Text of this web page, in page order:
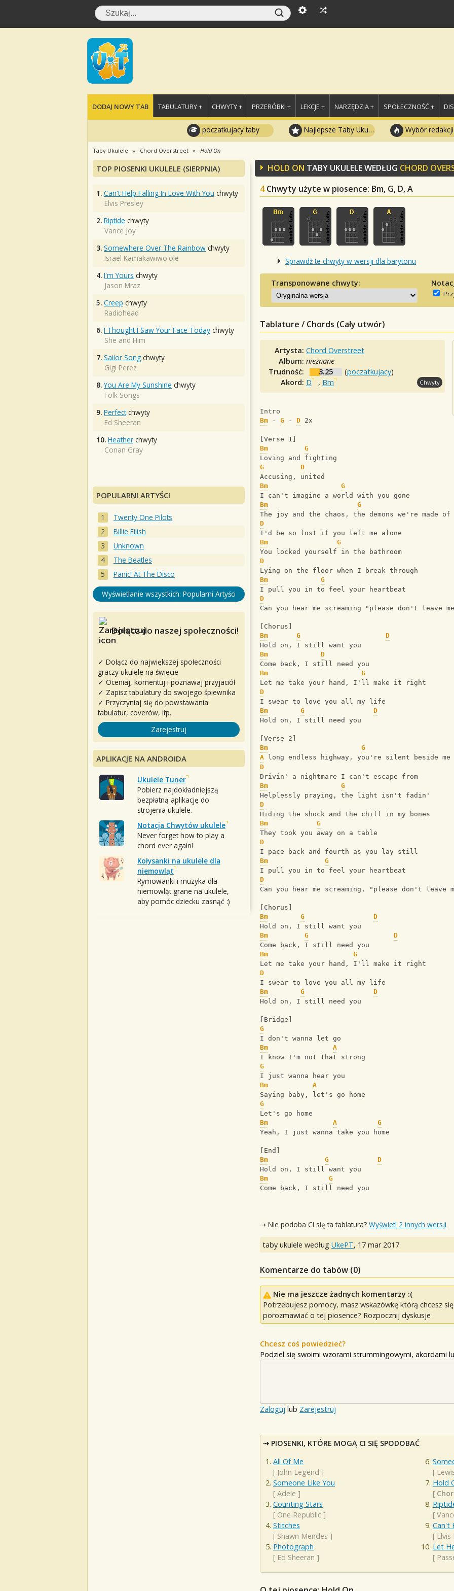
DODAJ NOWY TAB TABULATURY + CHWYTY + PRZERÓBKI + LEKCJE + NARZĘDZIA + SPOŁECZNOŚĆ +
poczatkujacy taby Najlepsze Taby Ukulele Wybór redakcji
Taby Ukulele Chord Overstreet Hold On
HOLD ON TABY UKULELE WEDŁUG CHORD
4 Chwyty użyte w piosence: Bm, G, D, A
Sprawdź te chwyty w wersji dla barytonu
Transponowane chwyty:
Tablature / Chords (Cały utwór)
Artysta:Chord Overstreet
Album:nieznane
Trudność:
3.25 (poczatkujacy)
Akord: D , Bm Chwyty
Intro
Bm - G - D 2x
[Verse 1]
Bm
G
Loving and fighting
G
D
Accusing, united
Bm
G
I can't imagine a world with you gone
Bm
G
The joy and the chaos, the demons we're made of
D
I'd be so lost if you left me alone
Bm
G
You locked yourself in the bathroom
D
Lying on the floor when I break through
Bm
G
I pull you in to feel your heartbeat
D
Can you hear me screaming "please don't leave
[Chorus]
Bm
G
D
Hold on, I still want you
Bm
D
Come back, I still need you
Bm
G
Let me take your hand, I'll make it right
D
I swear to love you all my life
Bm
G
D
Hold on, I still need you
[Verse 2]
Bm
G
A long endless highway, you're silent beside me
D
Drivin' a nightmare I can't escape from
Bm
G
Helplessly praying, the light isn't fadin'
D
Hiding the shock and the chill in my bones
Bm
G
They took you away on a table
D
I pace back and fourth as you lay still
Bm
G
I pull you in to feel your heartbeat
D
Can you hear me screaming, "please don't leave
[Chorus]
Bm
G
D
Hold on, I still want you
Bm
G
D
Come back, I still need you
Bm
G
Let me take your hand, I'll make it right
D
I swear to love you all my life
Bm
G
D
Hold on, I still need you
[Bridge]
G
I don't wanna let go
Bm
A
I know I'm not that strong
G
I just wanna hear you
Bm
A
Saying baby, let's go home
G
Let's go home
Bm
A
G
Yeah, I just wanna take you home
[End]
Bm
G
D
Hold on, I still want you
Bm
G
Come back, I still need you
⇢ Nie podoba Ci się ta tablatura? Wyświetl 2 innych wersji
taby ukulele według UkePT, 17 mar 2017
Komentarze do tabów (0)
Nie ma jeszcze żadnych komentarzy :(
Potrzebujesz pomocy, masz wskazówkę którą chcesz
porozmawiać o tej piosence? Rozpocznij dyskusje
Chcesz coś powiedzieć?
Podziel się swoimi wzorami strummingowymi, akordami
Zaloguj lub Zarejestruj
PIOSENKI, KTÓRE MOGĄ CI SIĘ SPODOBAĆ
All Of Me
[ John Legend ]
Someone Like You
[ Adele ]
Counting Stars
[ One Republic ]
Stitches
[ Shawn Mendes ]
Photograph
[ Ed Sheeran ]
[
Hold
[
[
Can't
[ Elvis
Let
[
TOP PIOSENKI UKULELE (SIERPNIA)
1. Can't Help Falling In Love With You chwyty
Elvis Presley
2. Riptide chwyty
Vance Joy
3. Somewhere Over The Rainbow chwyty
Israel Kamakawiwo'ole
4. I'm Yours chwyty
Jason Mraz
5. Creep chwyty
Radiohead
6. I Thought I Saw Your Face Today chwyty
She and Him
7. Sailor Song chwyty
Gigi Perez
8. You Are My Sunshine chwyty
Folk Songs
9. Perfectchwyty
Ed Sheeran
10. Heather chwyty
Conan Gray
POPULARNI ARTYŚCI
Twenty One Pilots
Billie Eilish
Unknown
The Beatles
Panic! At The Disco
Wyświetlanie wszystkich: Popularni Artyści
Dołącz do naszej społeczności!
✓ Dołącz do największej społeczności
graczy ukulele na świecie
✓ Oceniaj, komentuj i poznawaj przyjaciół
✓ Zapisz tabulatury do swojego śpiewnika
✓ Przyczyniaj się do powstawania
tabulatur, coverów, itp.
Zarejestruj
APLIKACJE NA ANDROIDA
Ukulele Tuner
Pobierz najdokładniejszą
bezpłatną aplikację do
strojenia ukulele.
Notacja Chwytów ukulele
Never forget how to play a
chord ever again!
Kołysanki na ukulele dla
niemowląt
Rymowanki i muzyka dla
niemowląt grane na ukulele,
aby pomóc dziecku zasnąć :)